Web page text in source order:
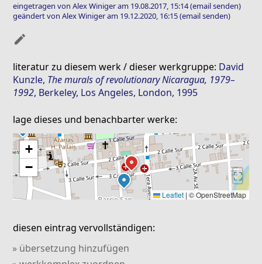
eingetragen von Alex Winiger am 19.08.2017, 15:14(email senden)
geändert von Alex Winiger am 19.12.2020, 16:15(email senden)
mode_edit
literatur zu diesem werk / dieser werkgruppe: David
Kunzle, The murals of revolutionary Nicaragua, 1979–
1992, Berkeley, Los Angeles, London, 1995
lage dieses und benachbarter werke:
+
−
⛶
Leaflet | © OpenStreetMap
diesen eintrag vervollständigen:
» übersetzung hinzufügen